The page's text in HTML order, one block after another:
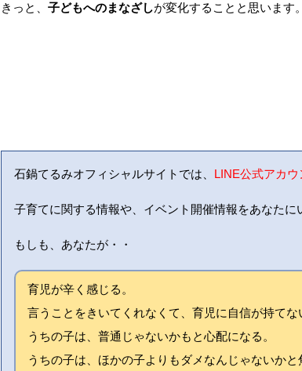
きっと、 子どもへのまなざしが変化することと思います
石鍋てるみオフィシャルサイトでは、 LINE公式アカウ
子育てに関する情報や、イベント開催情報をあなたに
もしも、あなたが・・
育児が辛く感じる。
言うことをきいてくれなくて、育児に自信が持てな
うちの子は、普通じゃないかもと心配になる。
うちの子は、ほかの子よりもダメなんじゃないか